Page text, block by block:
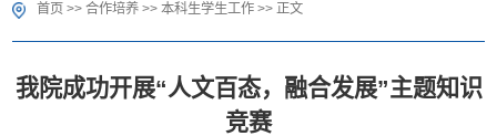
首页 >>合作培养 >>本科生学生工作 >> 正文
我院成功开展“人文百态，融合发展”主题知识
竞赛